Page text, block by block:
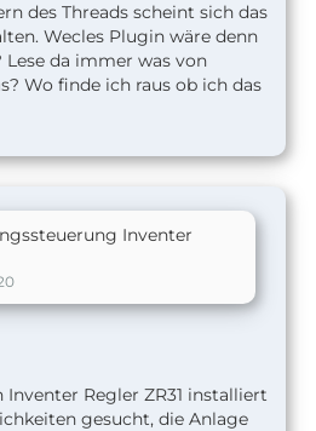
des Threads scheint sich das
Wecles Plugin wäre denn
da immer was von
Wo finde ich raus ob ich das
Inventer
Inventer Regler ZR31 installiert
gesucht, die Anlage